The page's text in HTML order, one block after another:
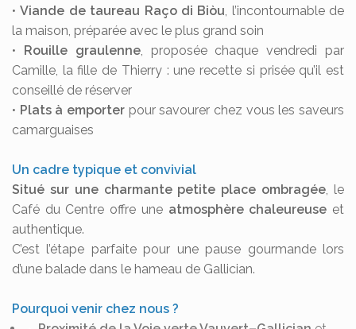
•Viande de taureau Raço di Biòu, l’incontournable de
la maison, préparée avec le plus grand soin
• Rouille graulenne, proposée chaque vendredi par
Camille, la fille de Thierry : une recette si prisée qu’il est
conseillé de réserver
• Plats à emporter pour savourer chez vous les saveurs
camarguaises
Un cadre typique et convivial
Situé sur une charmante petite place ombragée, le
Café du Centre offre une atmosphère chaleureuse et
authentique.
C’est l’étape parfaite pour une pause gourmande lors
d’une balade dans le hameau de Gallician.
Pourquoi venir chez nous ?